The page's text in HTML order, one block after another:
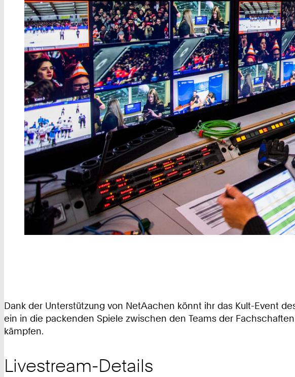
Dank der Unterstützung von NetAachen könnt ihr das Kult-Event
ein in die packenden Spiele zwischen den Teams der
kämpfen.
Livestream-Details